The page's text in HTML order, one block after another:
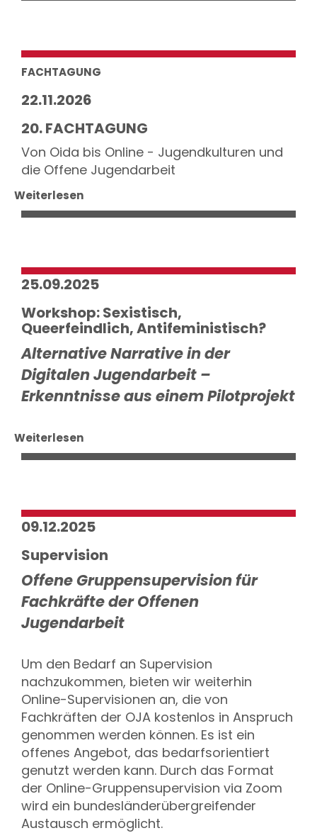
FACHTAGUNG
22.11.2026
20. FACHTAGUNG
Von Oida bis Online - Jugendkulturen und
die Offene Jugendarbeit
Weiterlesen
25.09.2025
Workshop: Sexistisch,
Queerfeindlich, Antifeministisch?
Alternative Narrative in der
Digitalen Jugendarbeit –
Erkenntnisse aus einem Pilotprojekt
Weiterlesen
09.12.2025
Supervision
Offene Gruppensupervision für
Fachkräfte der Offenen
Jugendarbeit
Um den Bedarf an Supervision
nachzukommen, bieten wir weiterhin
Online-Supervisionen an, die von
Fachkräften der OJA kostenlos in Anspruch
genommen werden können. Es ist ein
offenes Angebot, das bedarfsorientiert
genutzt werden kann. Durch das Format
der Online-Gruppensupervision via Zoom
wird ein bundesländerübergreifender
Austausch ermöglicht.